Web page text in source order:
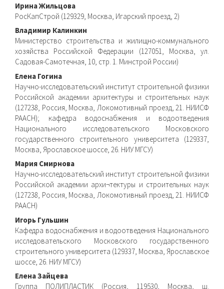
Ирина Жильцова
РосКапСтрой (129329, Москва, Игарский проезд, 2)
Владимир Калинкин
Министерство строительства и жилищно-коммунального
хозяйства Российской Федерации (127051, Москва, ул.
Садовая-Самотечная, 10, стр. 1. Минстрой России)
Елена Гогина
Научно-исследовательский институт строительной физики
Российской академии архитектуры и строительных наук
(127238, Россия, Москва, Локомотивный проезд, 21. НИИСФ
РААСН); кафедра водоснабжения и водоотведения
Национального исследовательского Московского
государственного строительного университета (129337,
Москва, Ярославское шоссе, 26. НИУ МГСУ)
Мария Смирнова
Научно-исследовательский институт строительной физики
Российской академии архи¬тектуры и строительных наук
(127238, Россия, Москва, Локомотивный проезд, 21. НИИСФ
РААСН)
Игорь Гульшин
Кафедра водоснабжения и водоотведения Национального
исследовательского Московского государственного
строительного университета (129337, Москва, Ярославское
шоссе, 26. НИУ МГСУ)
Елена Зайцева
Группа ПОЛИПЛАСТИК (Россия, 119530, Москва, ш.